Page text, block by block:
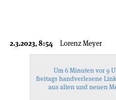
2.3.2023, 8:54 Lorenz Meyer
Um 6 Minuten vor 9
freitags handverlesene
aus alten und neuen